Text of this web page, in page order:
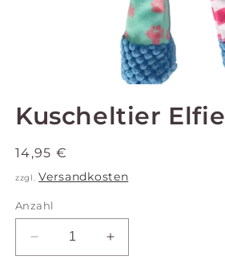
IN
MODAL
Kuscheltier Elfie
Normaler
Preis
14,95 €
zzgl.Versandkosten
Anzahl
VERRINGEREERHÖHE